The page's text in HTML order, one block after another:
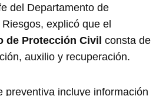
del Departamento de
explicó que el
de Protección Civil consta de
auxilio y recuperación.
preventiva incluye información